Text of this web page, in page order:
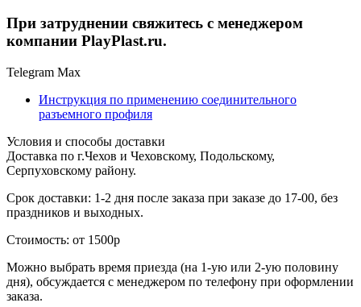
При затруднении свяжитесь с менеджером
компании PlayPlast.ru.
Telegram Max
Инструкция по применению соединительного
разъемного профиля
Условия и способы доставки
Доставка по г.Чехов и Чеховскому, Подольскому,
Серпуховскому району.
Срок доставки: 1-2 дня после заказа при заказе до 17-00, без
праздников и выходных.
Стоимость: от 1500р
Можно выбрать время приезда (на 1-ую или 2-ую половину
дня), обсуждается с менеджером по телефону при оформлении
заказа.